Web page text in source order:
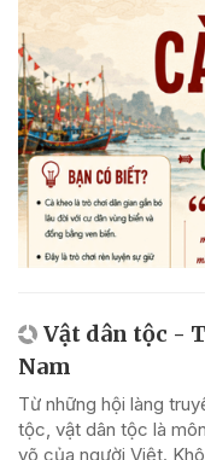
Vật dân tộc -
Nam
Từ những hội làng
tộc, vật dân tộc là
võ của người Việt.